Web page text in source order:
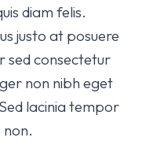
diam felis.
justo at posuere
sed consectetur
non nibh eget
lacinia tempor
non.